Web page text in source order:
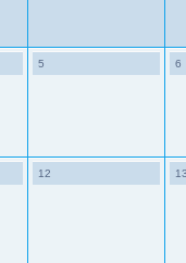
5 6
12